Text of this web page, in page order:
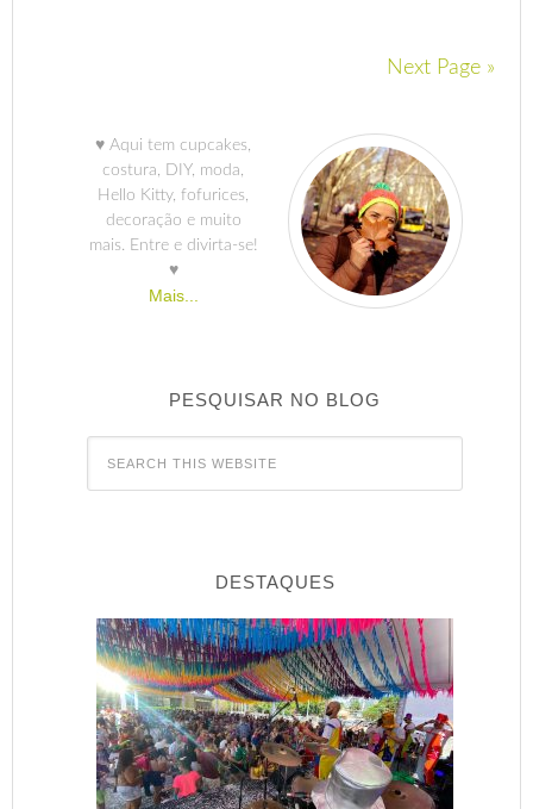
Next Page »
♥ Aqui tem cupcakes,
costura, DIY, moda,
Hello Kitty, fofurices,
decoração e muito
mais. Entre e divirta-se!
♥
Mais...
PESQUISAR NO BLOG
DESTAQUES